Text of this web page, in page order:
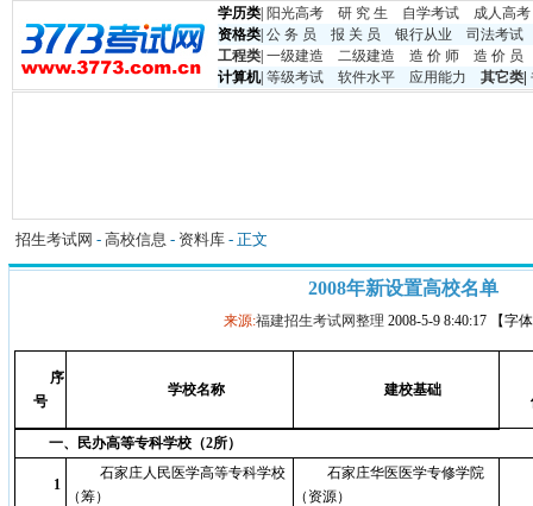
学历类 阳光高考 研 究 生 自学考试
成人高考
资格类 公 务 员 报 关 员 银行从业
司法考试
工程类 一级建造 二级建造 造 价 师
造 价 员
计算机| 等级考试 软件水平 应用能力 其它类
招生考试网 - 高校信息 - 资料库 - 正文
2008年新设置高校名单
来源:福建招生考试网整理 2008-5-9 8:40:17 【字
序
号
学校名称 建校基础
一、民办高等专科学校（2所）
1
石家庄人民医学高等专科学校
（筹）
石家庄华医医学专修学院
（资源）